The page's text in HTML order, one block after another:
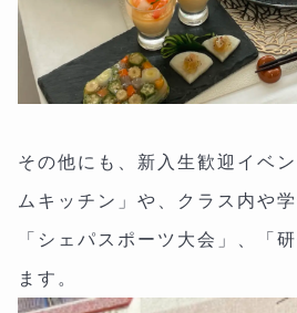
その他にも、新入生歓迎イベ
ムキッチン」や、クラス内や
「シェパスポーツ大会」、「
ます。